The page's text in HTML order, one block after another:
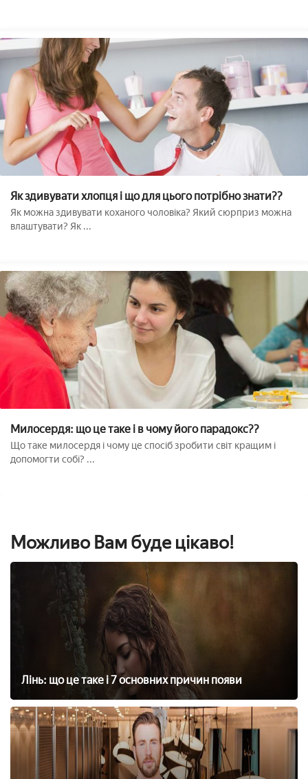
Як здивувати хлопця і що для цього потрібно знати??
Як можна здивувати коханого чоловіка? Який сюрприз можна
влаштувати? Як ...
Милосердя: що це таке і в чому його парадокс??
Що таке милосердя і чому це спосіб зробити світ кращим і
допомогти собі? ...
Можливо Вам буде цікаво!
Лінь: що це таке і 7 основних причин появи